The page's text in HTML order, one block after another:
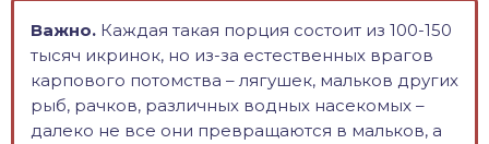
Важно. Каждая такая порция состоит из 100-150
тысяч икринок, но из-за естественных врагов
карпового потомства – лягушек, мальков других
рыб, рачков, различных водных насекомых –
далеко не все они превращаются в мальков, а